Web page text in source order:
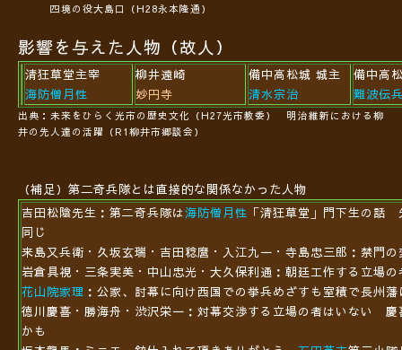
四境の役大島口（H28永本隆通）
影響を与えた人物（故人）
清狂草堂主宰
海防僧月性
柳井遠崎
妙円寺
備中高松城 城主
清水宗治
備中
難波伝
出典：未来をひらく光市の歴史文化（H27光市教委） 明治維新における柳
井の先人達の活躍（R1柳井市郷談会）
（補足）第二奇兵隊とは直接的な関係なかった人物
吉田松陰先生：第二奇兵隊は海防僧月性 「清狂草堂」門下生の話
同じ
来島又兵衛・久坂玄瑞・吉田稔麿・入江九一・寺島忠三郎：禁門
岩倉具視・三条実美・中山忠光・大久保利通：朝廷工作する立場
花山院家理 ：公家、討幕に向け西国での挙兵めざすも室積で長州
徳川慶喜・勝海舟・渋沢栄一：対幕交渉する立場の者はいない
かも